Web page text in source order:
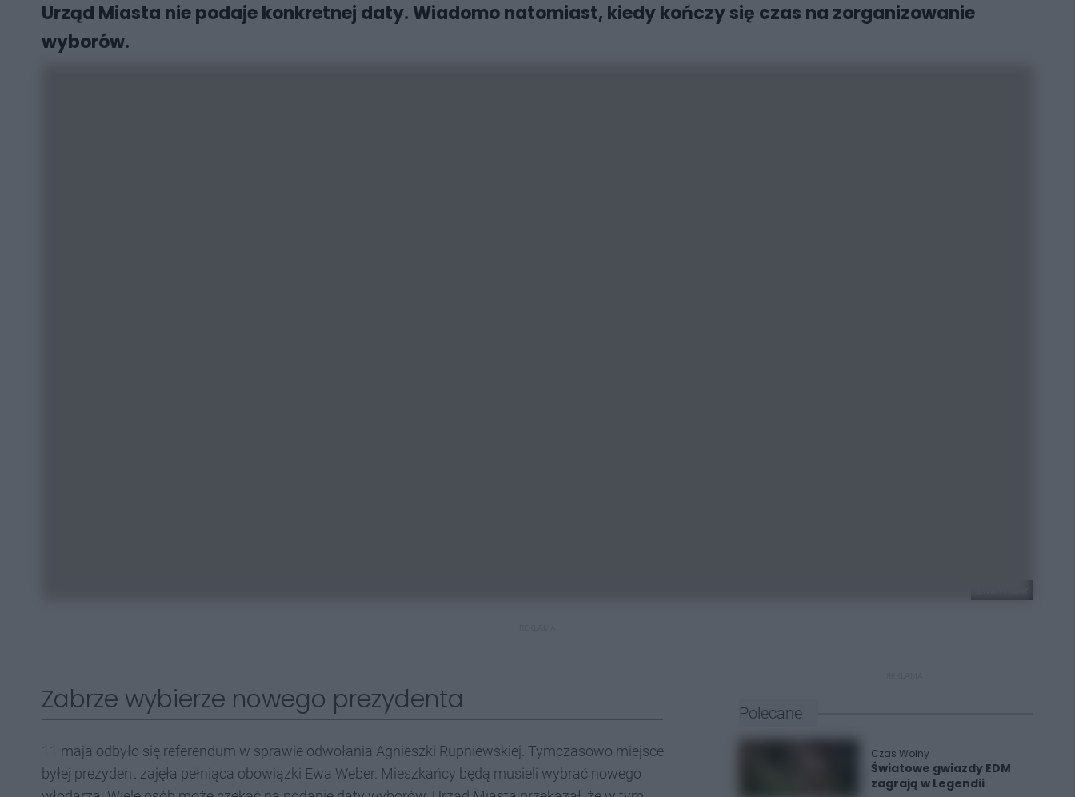
Urząd Miasta nie podaje konkretnej daty. Wiadomo natomiast, kiedy kończy się czas na zorganizowanie
wyborów.
Zabrze wybierze nowego prezydenta
11 maja odbyło się referendum w sprawie odwołania Agnieszki Rupniewskiej. Tymczasowo miejsce
byłej prezydent zajęła pełniąca obowiązki Ewa Weber. Mieszkańcy będą musieli wybrać nowego
Polecane
Czas Wolny
Światowe gwiazdy EDM
zagrają w Legendii